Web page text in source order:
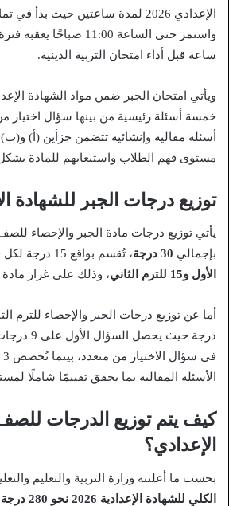
واستمر حتى الساعة 11:00
ساعة قبل أداء امتحان التربية الدينية.
خمسة أسئلة رئيسية من بينها سؤال اختيار
أسئلة مقالية وإنشائية تتضمن جزأين (أ)
مستوى فهم الطلاب واستيعابهم للمادة
توزيع درجات الجبر للشهادة
بإجمالي 30 درجة ، تُقسم بواقع 15 درجة لكل فصل دراسي
الأول و15 للترم الثاني
، وذلك على غرار مادة
درجة حيث
الأسئلة المقالية بما يحقق تقييمًا شاملًا
كيف يتم توزيع الدرجات
الإعدادي؟
بحسب ما أعلنته وزارة التربية والتعليم
الكلي للشهادة الإعدادية 2026 نحو 280 درجة